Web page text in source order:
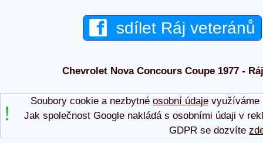
sdílet Ráj veteránů
Chevrolet Nova Concours Coupe 1977 -
Soubory cookie a nezbytné osobní údajevyužíváme
Jak společnost Google nakládá s osobními údaji v
GDPR se dozvíte